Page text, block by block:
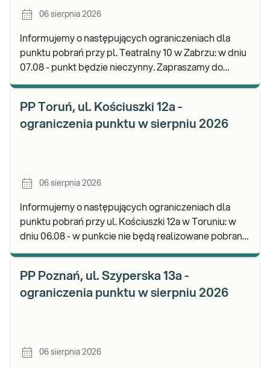
06 sierpnia 2026
Informujemy o następujących ograniczeniach dla
punktu pobrań przy pl. Teatralny 10 w Zabrzu: w dniu
07.08 - punkt będzie nieczynny. Zapraszamy do
PP Toruń, ul. Kościuszki 12a -
ograniczenia punktu w sierpniu 2026
06 sierpnia 2026
Informujemy o następujących ograniczeniach dla
punktu pobrań przy ul. Kościuszki 12a w Toruniu: w
dniu 06.08 - w punkcie nie będą realizowane pobrania
PP Poznań, ul. Szyperska 13a -
ograniczenia punktu w sierpniu 2026
06 sierpnia 2026